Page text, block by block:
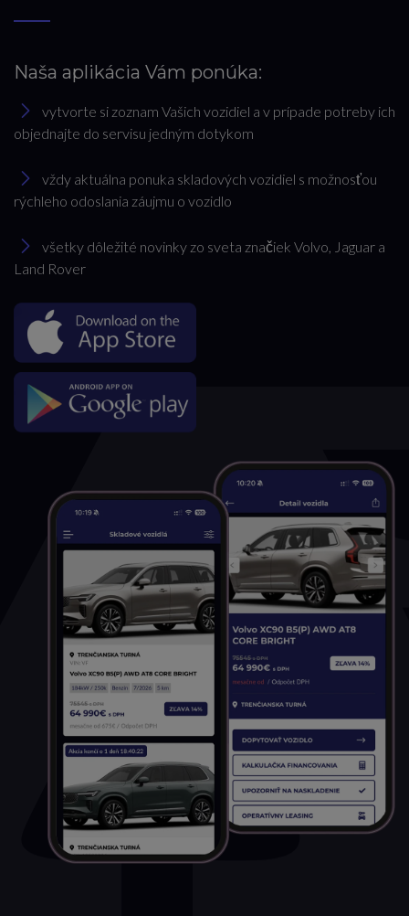
Naša aplikácia Vám ponúka:
vytvorte si zoznam Vašich vozidiel a v prípade potreby ich
objednajte do servisu jedným dotykom
vždy aktuálna ponuka skladových vozidiel s možnosťou
rýchleho odoslania záujmu o vozidlo
všetky dôležité novinky zo sveta značiek Volvo, Jaguar a
Land Rover